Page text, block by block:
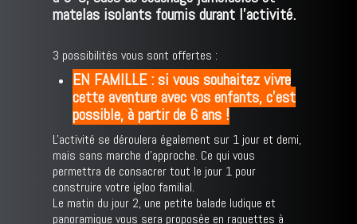
matelas isolants fournis durant l'activité.
3 possibilités vous sont offertes :
EN FAMILLE : si vous souhaitez vivre
cette aventure avec vos enfants, c'est
possible, à partir de 6 ans !
L'activité se déroulera également sur 1 jour et demi,
mais sans marche d'approche. Ce qui vous
permettra de consacrer tout le jour 1 pour
construire votre igloo familial.
Le matin du jour 2, une petite balade ludique et
panoramique vous sera proposée en raquettes à